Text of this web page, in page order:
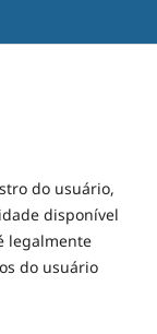
do usuário,
disponível
legalmente
do usuário